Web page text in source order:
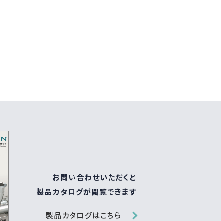
お問い合わせいただくと
製品カタログが閲覧できます
製品カタログはこちら